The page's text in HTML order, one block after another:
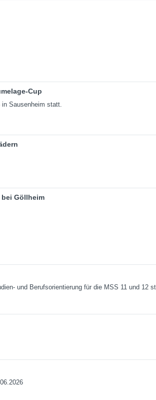
Cup
in Sausenheim statt.
Göllheim
und Berufsorientierung für die MSS 11 und 12